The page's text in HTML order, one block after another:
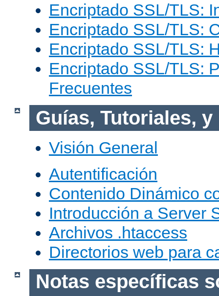
Encriptado SSL/TLS:
Encriptado SSL/TLS:
Encriptado SSL/TLS:
Encriptado SSL/TLS:
Frecuentes
Guías, Tutoriales, y
Visión General
Autentificación
Contenido Dinámico
Introducción a Server
Archivos .htaccess
Directorios web para
Notas específicas